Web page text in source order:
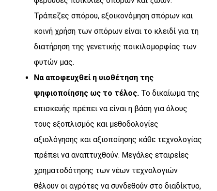
Τράπεζες σπόρου, εξοικονόμηση σπόρων και
κοινή χρήση των σπόρων είναι το κλειδί για τη
διατήρηση της γενετικής ποικιλομορφίας των
φυτών μας.
Να αποφευχθεί η υιοθέτηση της
ψηφιοποίησης ως το τέλος. Το δικαίωμα της
επισκευής πρέπει να είναι η βάση για όλους
τους εξοπλισμός και μεθοδολογίες
αξιολόγησης και αξιοποίησης κάθε τεχνολογίας
πρέπει να αναπτυχθούν. Μεγάλες εταιρείες
χρηματοδότησης των νέων τεχνολογιών
θέλουν οι αγρότες να συνδεθούν στο διαδίκτυο,